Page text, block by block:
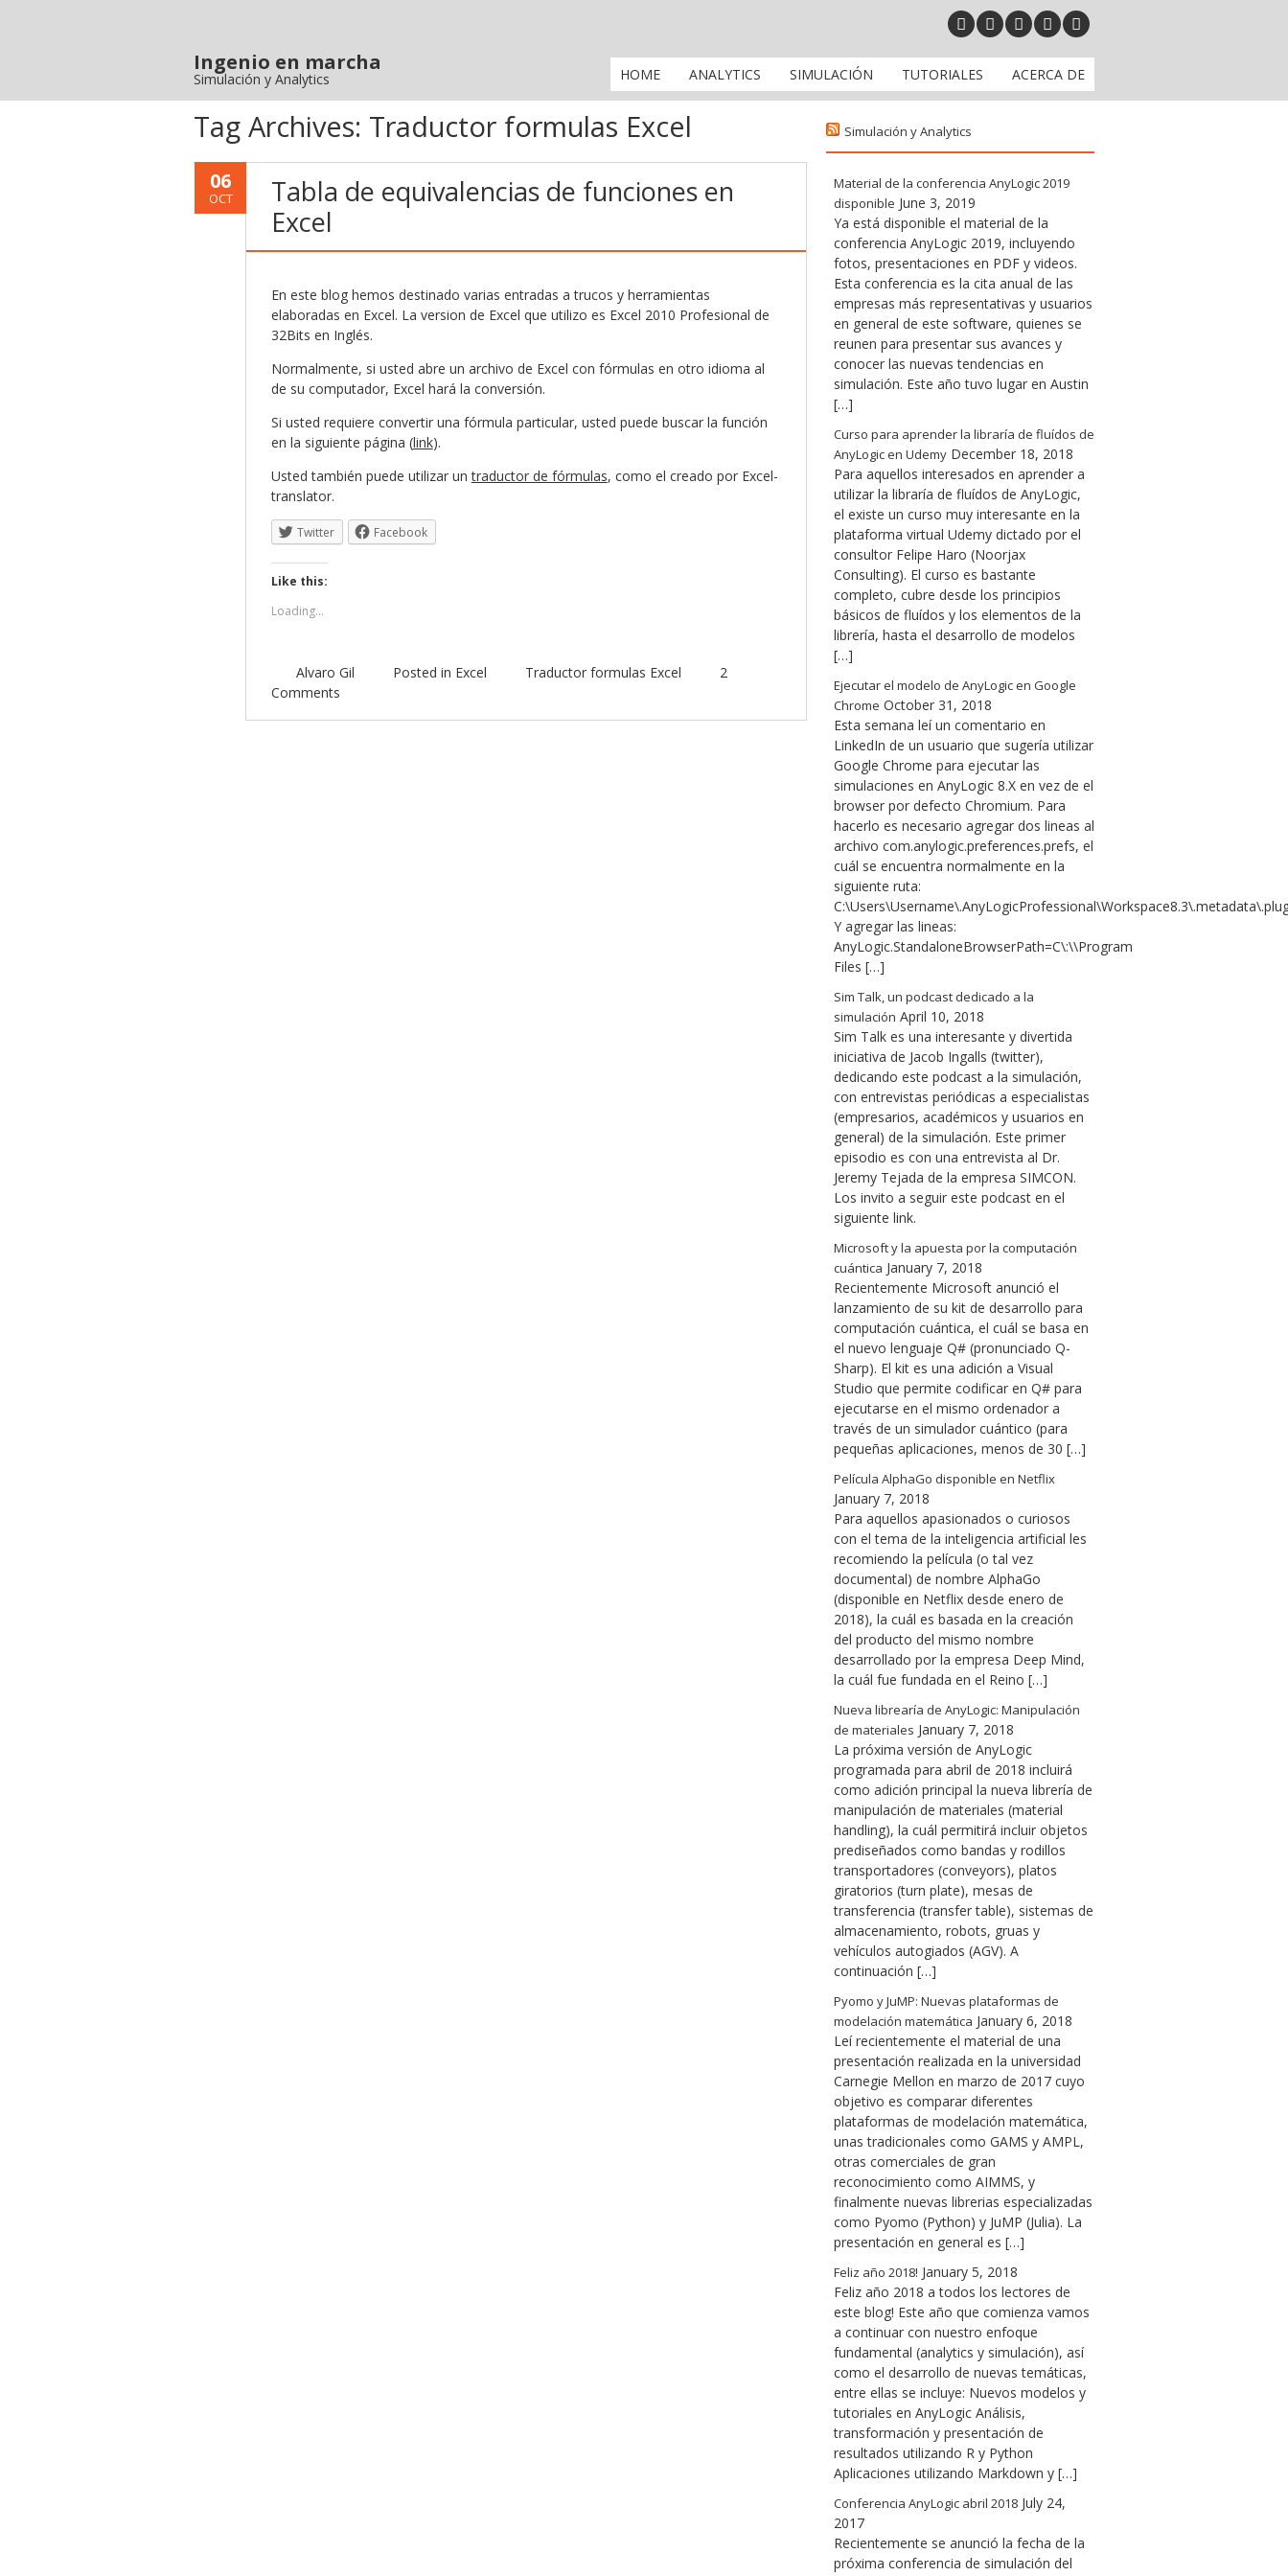
Ingenio en marcha
Simulación y Analytics HOME ANALYTICS SIMULACIÓN TUTORIALES ACERCA DE
Tag Archives: Traductor formulas Excel
06
OCT
Tabla de equivalencias de funciones en
Excel
En este blog hemos destinado varias entradas a trucos y herramientas
elaboradas en Excel. La version de Excel que utilizo es Excel 2010 Profesional de
32Bits en Inglés.
Normalmente, si usted abre un archivo de Excel con fórmulas en otro idioma al
de su computador, Excel hará la conversión.
Si usted requiere convertir una fórmula particular, usted puede buscar la función
en la siguiente página (link).
Usted también puede utilizar untraductor de fórmulas, como el creado por Excel-
translator.
Twitter Facebook
Like this:
Loading...
Alvaro Gil Posted in Excel Traductor formulas Excel
2
Comments
Simulación y Analytics
Material de la conferencia AnyLogic 2019
disponible June 3, 2019
Ya está disponible el material de la
conferencia AnyLogic 2019, incluyendo
fotos, presentaciones en PDF y videos.
Esta conferencia es la cita anual de las
empresas más representativas y usuarios
en general de este software, quienes se
reunen para presentar sus avances y
conocer las nuevas tendencias en
simulación. Este año tuvo lugar en Austin
[…]
Curso para aprender la libraría de fluídos de
AnyLogic en Udemy December 18, 2018
Para aquellos interesados en aprender a
utilizar la libraría de fluídos de AnyLogic,
el existe un curso muy interesante en la
plataforma virtual Udemy dictado por el
consultor Felipe Haro (Noorjax
Consulting). El curso es bastante
completo, cubre desde los principios
básicos de fluídos y los elementos de la
librería, hasta el desarrollo de modelos
[…]
Ejecutar el modelo de AnyLogic en Google
Chrome October 31, 2018
Esta semana leí un comentario en
LinkedIn de un usuario que sugería utilizar
Google Chrome para ejecutar las
simulaciones en AnyLogic 8.X en vez de el
browser por defecto Chromium. Para
hacerlo es necesario agregar dos lineas al
archivo com.anylogic.preferences.prefs, el
cuál se encuentra normalmente en la
siguiente ruta:
Y agregar las lineas:
AnyLogic.StandaloneBrowserPath=C\:\\Program
Files […]
Sim Talk, un podcast dedicado a la
simulación April 10, 2018
Sim Talk es una interesante y divertida
iniciativa de Jacob Ingalls (twitter),
dedicando este podcast a la simulación,
con entrevistas periódicas a especialistas
(empresarios, académicos y usuarios en
general) de la simulación. Este primer
episodio es con una entrevista al Dr.
Jeremy Tejada de la empresa SIMCON.
Los invito a seguir este podcast en el
siguiente link.
Microsoft y la apuesta por la computación
cuántica January 7, 2018
Recientemente Microsoft anunció el
lanzamiento de su kit de desarrollo para
computación cuántica, el cuál se basa en
el nuevo lenguaje Q# (pronunciado Q-
Sharp). El kit es una adición a Visual
Studio que permite codificar en Q# para
ejecutarse en el mismo ordenador a
través de un simulador cuántico (para
pequeñas aplicaciones, menos de 30 […]
Película AlphaGo disponible en Netflix
January 7, 2018
Para aquellos apasionados o curiosos
con el tema de la inteligencia artificial les
recomiendo la película (o tal vez
documental) de nombre AlphaGo
(disponible en Netflix desde enero de
2018), la cuál es basada en la creación
del producto del mismo nombre
desarrollado por la empresa Deep Mind,
la cuál fue fundada en el Reino […]
Nueva librearía de AnyLogic: Manipulación
de materiales January 7, 2018
La próxima versión de AnyLogic
programada para abril de 2018 incluirá
como adición principal la nueva librería de
manipulación de materiales (material
handling), la cuál permitirá incluir objetos
prediseñados como bandas y rodillos
transportadores (conveyors), platos
giratorios (turn plate), mesas de
transferencia (transfer table), sistemas de
almacenamiento, robots, gruas y
vehículos autogiados (AGV). A
continuación […]
Pyomo y JuMP: Nuevas plataformas de
modelación matemática January 6, 2018
Leí recientemente el material de una
presentación realizada en la universidad
Carnegie Mellon en marzo de 2017 cuyo
objetivo es comparar diferentes
plataformas de modelación matemática,
unas tradicionales como GAMS y AMPL,
otras comerciales de gran
reconocimiento como AIMMS, y
finalmente nuevas librerias especializadas
como Pyomo (Python) y JuMP (Julia). La
presentación en general es […]
Feliz año 2018! January 5, 2018
Feliz año 2018 a todos los lectores de
este blog! Este año que comienza vamos
a continuar con nuestro enfoque
fundamental (analytics y simulación), así
como el desarrollo de nuevas temáticas,
entre ellas se incluye: Nuevos modelos y
tutoriales en AnyLogic Análisis,
transformación y presentación de
resultados utilizando R y Python
Aplicaciones utilizando Markdown y […]
Conferencia AnyLogic abril 2018 July 24,
2017
Recientemente se anunció la fecha de la
próxima conferencia de simulación del